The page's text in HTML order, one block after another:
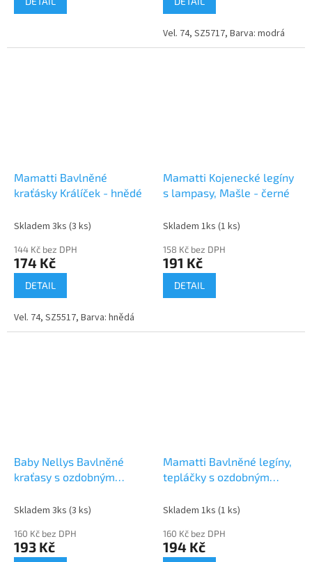
Vel. 74, SZ5717, Barva: modrá
Mamatti Bavlněné
kraťásky Králíček - hnědé
Skladem 3ks (3 ks)
144 Kč bez DPH
174 Kč
DETAIL
Vel. 74, SZ5517, Barva: hnědá
Mamatti Kojenecké legíny
s lampasy, Mašle - černé
Skladem 1ks (1 ks)
158 Kč bez DPH
191 Kč
DETAIL
Baby Nellys Bavlněné
kraťasy s ozdobným
Skladem 3ks (3 ks)
160 Kč bez DPH
193 Kč
Mamatti Bavlněné legíny,
tepláčky s ozdobným
Bow - černé
Skladem 1ks (1 ks)
160 Kč bez DPH
194 Kč